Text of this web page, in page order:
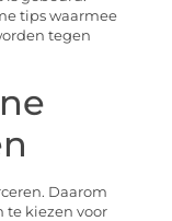
tips waarmee
tegen
Daarom
te kiezen voor